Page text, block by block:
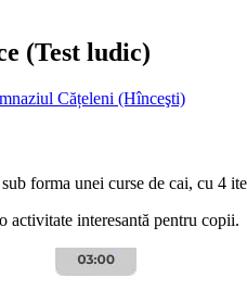
(Test ludic)
Cățeleni (Hînceşti)
forma unei curse de cai, cu 4
activitate interesantă pentru copii.